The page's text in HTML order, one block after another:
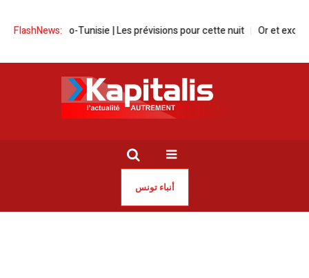
FlashNews:
Météo-Tunisie | Les prévisions pour cette nuit Or et
أنباء تونس